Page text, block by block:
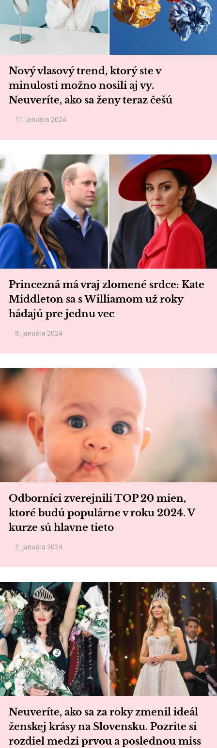
Nový vlasový trend, ktorý ste v
minulosti možno nosili aj vy.
Neuveríte, ako sa ženy teraz češú
11. januára 2024
Princezná má vraj zlomené srdce: Kate
Middleton sa s Williamom už roky
hádajú pre jednu vec
8. januára 2024
Odborníci zverejnili TOP 20 mien,
ktoré budú populárne v roku 2024. V
kurze sú hlavne tieto
2. januára 2024
Neuveríte, ako sa za roky zmenil ideál
ženskej krásy na Slovensku. Pozrite si
rozdiel medzi prvou a poslednou miss